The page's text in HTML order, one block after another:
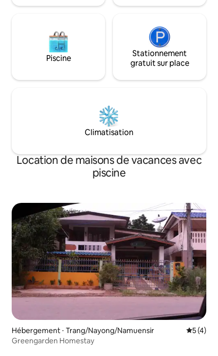
🌿
un scooter.
Piscine
Stationnement
gratuit sur place
Climatisation
Location de maisons de vacances avec
piscine
Hébergement ⋅ Trang/Nayong/Namuensir
5 (4)
Greengarden Homestay